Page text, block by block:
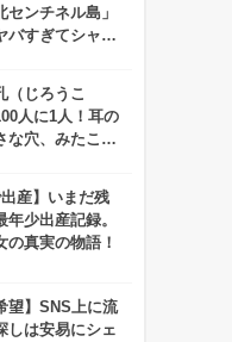
センチネル島」
バすぎてシャレ
（じろうこ
人に1人！耳の
な穴、みたこと
出産】いまだ残
年少出産記録。
の真実の物語！
望】SNS上に流
しは安易にシェ